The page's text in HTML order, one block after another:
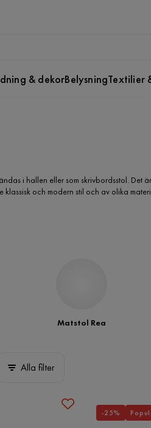
& dekorBelysningTextilier
i hallen eller som skrivbordsstol. Det
klassisk och modern stil och av olika
på att skaffa billiga matstolar online. Du
Matstol Rea
Alla filter
-25%